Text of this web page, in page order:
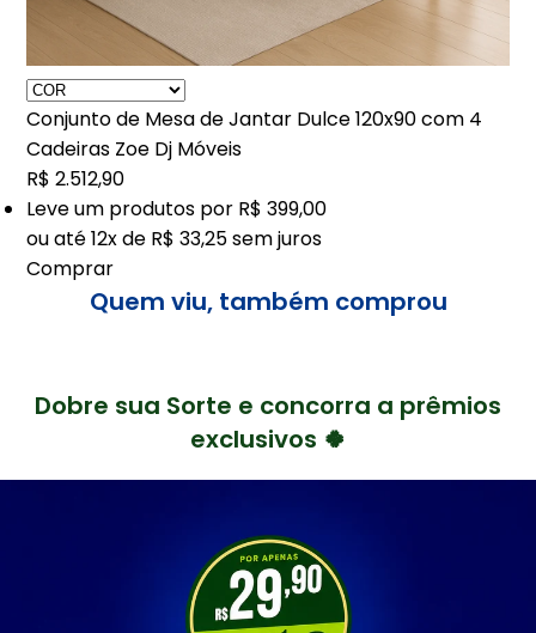
Conjunto de Mesa de Jantar Dulce 120x90 com 4
Cadeiras Zoe Dj Móveis
R$ 2.512,90
Leveum produtos por R$ 399,00
ou até12x de R$ 33,25sem juros
Comprar
Quem viu, também comprou
Dobre sua Sorte e concorra a prêmios
exclusivos 🍀